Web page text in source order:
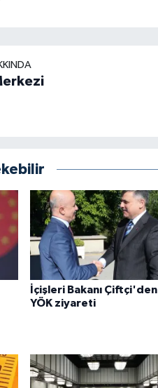
İçişleri Bakanı Çiftçi'den
YÖK ziyareti